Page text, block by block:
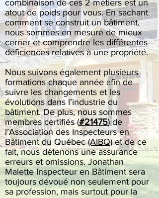
combinaison de ces 2 métiers est un
atout de poids pour vous. En sachant
comment se construit un bâtiment,
nous sommes en mesure de mieux
cerner et comprendre les différentes
déficiences relatives à une propriété.
Nous suivons également plusieurs
formations chaque année afin de
suivre les changements et les
évolutions dans l’industrie du
bâtiment. De plus, nous sommes
membres certifiés(#21475)de
l’Association des Inspecteurs en
Bâtiment du Québec(AIBQ)et de ce
fait, nous détenons une assurance
erreurs et omissions. Jonathan
Malette Inspecteur en Bâtiment sera
toujours dévoué non seulement pour
sa profession, mais surtout pour la